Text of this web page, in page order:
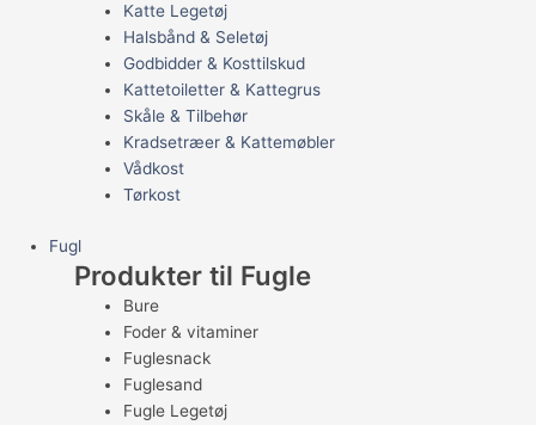
Katte Legetøj
Halsbånd & Seletøj
Godbidder & Kosttilskud
Kattetoiletter & Kattegrus
Skåle & Tilbehør
Kradsetræer & Kattemøbler
Vådkost
Tørkost
Fugl
Produkter til Fugle
Bure
Foder & vitaminer
Fuglesnack
Fuglesand
Fugle Legetøj